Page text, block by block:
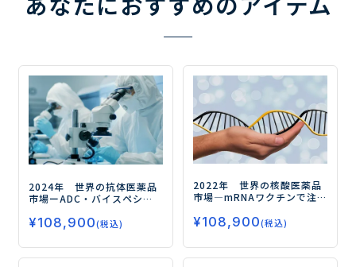
2024年 世界の抗体医薬品
市場ーADC・バイスペシ
探るー
¥108,900(税込)
2022年 世界の核酸医薬品
市場―mRNAワクチンで注
は治療薬による領域拡大―
¥108,900(税込)